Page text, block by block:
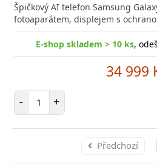
Špičkový AI telefon Samsung
fotoaparátem, displejem s
E-shop skladem > 10 ks,
34 999
- Počet položek
+
Předchozí